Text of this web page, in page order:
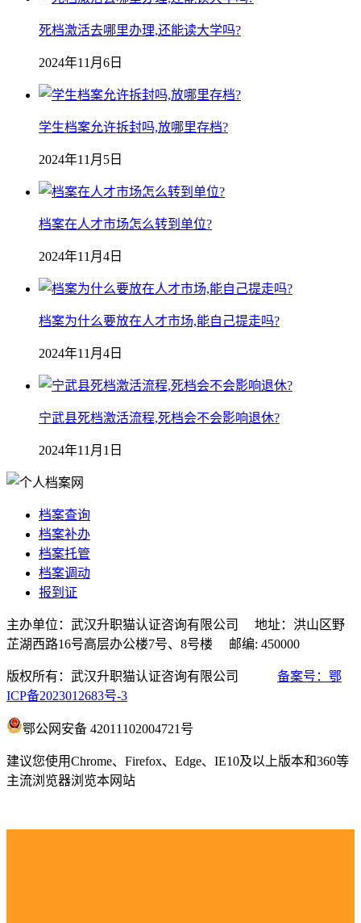
死档激活去哪里办理,还能读大学吗?
2024年11月6日
学生档案允许拆封吗,放哪里存档?
2024年11月5日
档案在人才市场怎么转到单位?
2024年11月4日
档案为什么要放在人才市场,能自己提走吗?
2024年11月4日
宁武县死档激活流程,死档会不会影响退休?
2024年11月1日
档案查询
档案补办
档案托管
档案调动
报到证
主办单位：武汉升职猫认证咨询有限公司 地址：洪山区野
芷湖西路16号高层办公楼7号、8号楼 邮编: 450000
版权所有：武汉升职猫认证咨询有限公司 备案号：鄂
ICP备2023012683号-3
鄂公网安备 42011102004721号
建议您使用Chrome、Firefox、Edge、IE10及以上版本和360等
主流浏览器浏览本网站